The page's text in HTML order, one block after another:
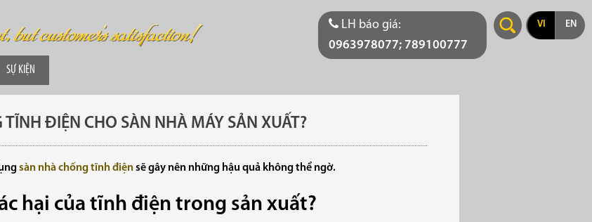
LH báo giá:
0963978077; 789100777
VI EN
SỰ KIỆN
TĨNH ĐIỆN CHO SÀN NHÀ MÁY SẢN XUẤT?
sàn nhà chống tĩnh điệnsẽ gây nên những hậu quả không thể ngờ.
hại của tĩnh điện trong sản xuất?